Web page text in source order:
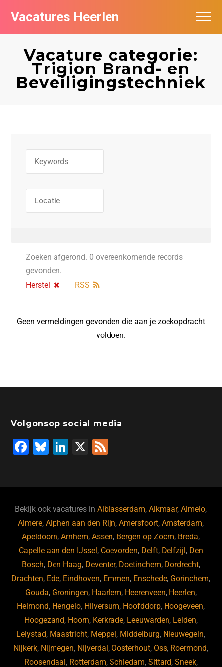
Vacatures Heerlen
Vacature categorie:
Trigion Brand- en
Beveiligingstechniek
Zoeken afgerond. 0 overeenkomende records
gevonden.
Herstel
RSS
Geen vermeldingen gevonden die aan je zoekopdracht
voldoen.
Volgonsop social media
F
b
o
o
k
Bl
ky
Li
dI
n
X
Bekijk ook vacatures inAlblasserdam,Alkmaar,Almelo,
Almere,Alphen aan den Rijn,Amersfoort,Amsterdam,
Apeldoorn,Arnhem,Assen, Bergen op Zoom, Breda,
Capelle aan den IJssel , Coevorden, Delft, Delfzijl , Den
Bosch, Den Haag, Deventer, Doetinchem, Dordrecht,
Drachten, Ede, Eindhoven, Emmen, Enschede, Gorinchem,
Gouda, Groningen, Haarlem, Heerenveen, Heerlen,
Helmond, Hengelo, Hilversum, Hoofddorp, Hoogeveen,
Hoogezand, Hoorn, Kerkrade, Leeuwarden, Leiden,
Lelystad, Maastricht, Meppel , Middelburg, Nieuwegein,
Nijkerk, Nijmegen, Nijverdal , Oosterhout, Oss, Roermond,
Roosendaal , Rotterdam, Schiedam, Sittard, Sneek,
Vacatures per bedrijf in Heerlen
De populairste vacatures in Heerlen